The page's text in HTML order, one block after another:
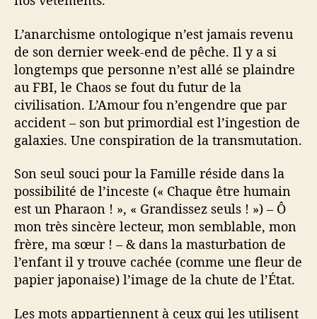
L’anarchisme ontologique n’est jamais revenu
de son dernier week-end de pêche. Il y a si
longtemps que personne n’est allé se plaindre
au FBI, le Chaos se fout du futur de la
civilisation. L’Amour fou n’engendre que par
accident – son but primordial est l’ingestion de
galaxies. Une conspiration de la transmutation.
Son seul souci pour la Famille réside dans la
possibilité de l’inceste (« Chaque être humain
est un Pharaon ! », « Grandissez seuls ! ») – Ô
mon très sincère lecteur, mon semblable, mon
frère, ma sœur ! – & dans la masturbation de
l’enfant il y trouve cachée (comme une fleur de
papier japonaise) l’image de la chute de l’État.
Les mots appartiennent à ceux qui les utilisent